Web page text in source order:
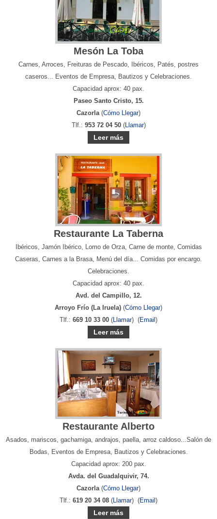
Mesón La Toba
Carnes, Arroces, Freituras de Pescado, Ibéricos, Patés, postres
caseros... Eventos de Empresa, Bautizos y Celebraciones.
Capacidad aprox: 40 pax.
Paseo Santo Cristo, 15.
Cazorla(Cómo Llegar)
Tlf.: 953 72 04 50(Llamar)
Leer más
Restaurante La Taberna
Ibéricos, Jamón Ibérico, Lomo de Orza, Carne de monte, Comidas
Caseras, Carnes a la Brasa, Menú del día... Comidas por encargo.
Celebraciones.
Capacidad aprox: 40 pax.
Avd. del Campillo, 12.
Arroyo Frío (La Iruela) (Cómo Llegar)
Tlf.: 669 10 33 00 (Llamar) (Email )
Leer más
Restaurante Alberto
Asados, mariscos, gachamiga, andrajos, paella, arroz caldoso...Salón de
Bodas, Eventos de Empresa, Bautizos y Celebraciones.
Capacidad aprox: 200 pax.
Avda. del Guadalquivir, 74.
Cazorla(Cómo Llegar)
Tlf.: 619 20 34 08 (Llamar) (Email )
Leer más